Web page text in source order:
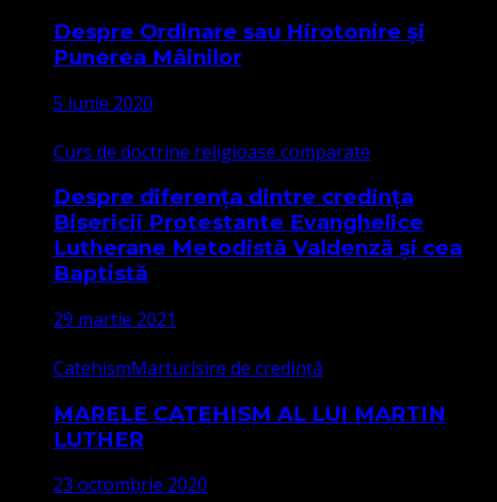
Despre Ordinare sau Hirotonire și
Punerea Mâinilor
5 iunie 2020
Curs de doctrine religioase comparate
Despre diferența dintre credința
Bisericii Protestante Evanghelice
Lutherane Metodistă Valdenză și cea
Baptistă
29 martie 2021
CatehismMarturisire de credință
MARELE CATEHISM AL LUI MARTIN
LUTHER
23 octombrie 2020